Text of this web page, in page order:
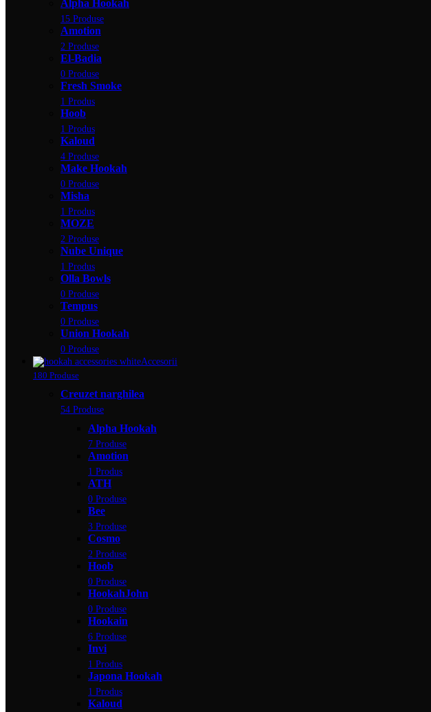
Alpha Hookah
15 Produse
Amotion
2 Produse
El-Badia
0 Produse
Fresh Smoke
1 Produs
Hoob
1 Produs
Kaloud
4 Produse
Make Hookah
0 Produse
Misha
1 Produs
MOZE
2 Produse
Nube Unique
1 Produs
Olla Bowls
0 Produse
Tempus
0 Produse
Union Hookah
0 Produse
Accesorii
180 Produse
Creuzet narghilea
54 Produse
Alpha Hookah
7 Produse
Amotion
1 Produs
ATH
0 Produse
Bee
3 Produse
Cosmo
2 Produse
Hoob
0 Produse
HookahJohn
0 Produse
Hookain
6 Produse
Invi
1 Produs
Japona Hookah
1 Produs
Kaloud